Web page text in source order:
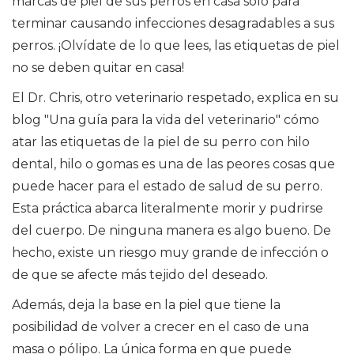
terminar causando infecciones desagradables a sus
perros. ¡Olvídate de lo que lees, las etiquetas de piel
no se deben quitar en casa!
El Dr. Chris, otro veterinario respetado, explica en su
blog "Una guía para la vida del veterinario" cómo
atar las etiquetas de la piel de su perro con hilo
dental, hilo o gomas es una de las peores cosas que
puede hacer para el estado de salud de su perro.
Esta práctica abarca literalmente morir y pudrirse
del cuerpo. De ninguna manera es algo bueno. De
hecho, existe un riesgo muy grande de infección o
de que se afecte más tejido del deseado.
Además, deja la base en la piel que tiene la
posibilidad de volver a crecer en el caso de una
masa o pólipo. La única forma en que puede